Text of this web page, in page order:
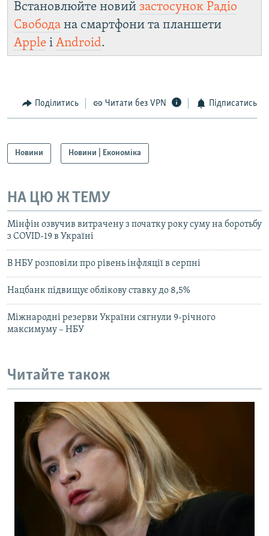
Встановлюйте новий застосунок Радіо
Свобода на смартфони та планшети
Apple і Android.
Поділитись Читати без VPN Підписатись
Новини Новини | Економіка
НА ЦЮ Ж ТЕМУ
Мінфін озвучив витрачену з початку року суму на боротьбу
з COVID-19 в Україні
В НБУ розповіли про рівень інфляції в серпні
Нацбанк підвищує облікову ставку до 8,5%
Міжнародні резерви України сягнули 9-річного
максимуму – НБУ
Читайте також